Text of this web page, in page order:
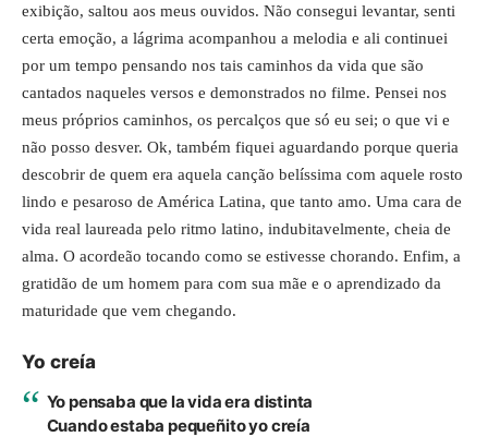
exibição, saltou aos meus ouvidos. Não consegui levantar, senti
certa emoção, a lágrima acompanhou a melodia e ali continuei
por um tempo pensando nos tais caminhos da vida que são
cantados naqueles versos e demonstrados no filme. Pensei nos
meus próprios caminhos, os percalços que só eu sei; o que vi e
não posso desver. Ok, também fiquei aguardando porque queria
descobrir de quem era aquela canção belíssima com aquele rosto
lindo e pesaroso de América Latina, que tanto amo. Uma cara de
vida real laureada pelo ritmo latino, indubitavelmente, cheia de
alma. O acordeão tocando como se estivesse chorando. Enfim, a
gratidão de um homem para com sua mãe e o aprendizado da
maturidade que vem chegando.
Yo creía
Yo pensaba que la vida era distinta
Cuando estaba pequeñito yo creía